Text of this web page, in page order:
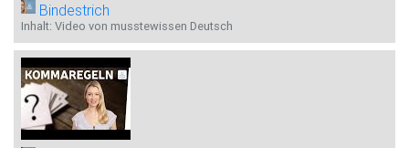
Bindestrich
Inhalt: Video von musstewissen Deutsch